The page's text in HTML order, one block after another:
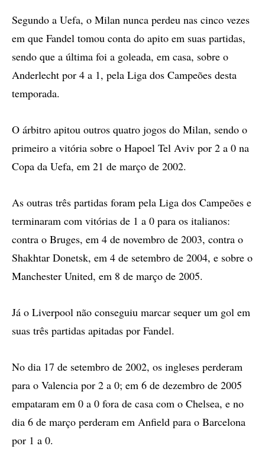
Segundo a Uefa, o Milan nunca perdeu nas cinco vezes
em que Fandel tomou conta do apito em suas partidas,
sendo que a última foi a goleada, em casa, sobre o
Anderlecht por 4 a 1, pela Liga dos Campeões desta
temporada.
O árbitro apitou outros quatro jogos do Milan, sendo o
primeiro a vitória sobre o Hapoel Tel Aviv por 2 a 0 na
Copa da Uefa, em 21 de março de 2002.
As outras três partidas foram pela Liga dos Campeões e
terminaram com vitórias de 1 a 0 para os italianos:
contra o Bruges, em 4 de novembro de 2003, contra o
Shakhtar Donetsk, em 4 de setembro de 2004, e sobre o
Manchester United, em 8 de março de 2005.
Já o Liverpool não conseguiu marcar sequer um gol em
suas três partidas apitadas por Fandel.
No dia 17 de setembro de 2002, os ingleses perderam
para o Valencia por 2 a 0; em 6 de dezembro de 2005
empataram em 0 a 0 fora de casa com o Chelsea, e no
dia 6 de março perderam em Anfield para o Barcelona
por 1 a 0.